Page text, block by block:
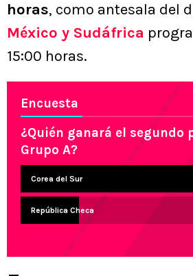
horas, como antesala del
México y Sudáfrica
15:00 horas.
Encuesta
¿Quién ganará el segundo
Grupo A?
Corea del Sur
República Checa